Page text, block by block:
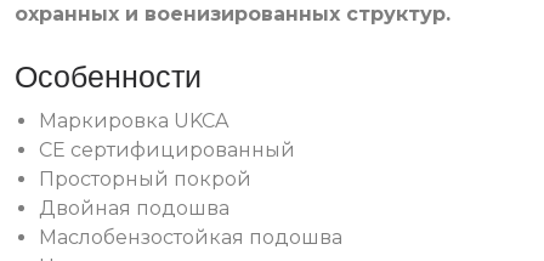
охранных и военизированных структур.
Особенности
Маркировка UKCA
CE сертифицированный
Просторный покрой
Двойная подошва
Маслобензостойкая подошва